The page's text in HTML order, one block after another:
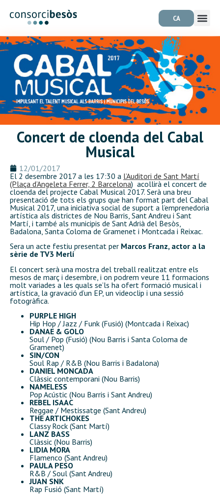
CA
Concert de cloenda del Cabal
Musical
12/01/2017
El 2 desembre 2017 a les 17:30 a l’Auditori de Sant Martí
(Plaça d’Angeleta Ferrer, 2 Barcelona) acollirà el concert de
cloenda del projecte Cabal Musical 2017. Serà una breu
presentació de tots els grups que han format part del Cabal
Musical 2017, una iniciativa social de suport a l’emprenedoria
artística als districtes de Nou Barris, Sant Andreu i Sant
Martí, i també als municipis de Sant Adrià del Besòs,
Badalona, Santa Coloma de Gramenet i Montcada i Reixac.
Sera un acte festiu presentat per Marcos Franz, actor a la
sèrie de TV3 Merlí
El concert serà una mostra del treball realitzat entre els
mesos de març i desembre, i on podrem veure 11 formacions
molt variades a les quals se’ls ha ofert formació musical i
artística, la gravació d’un EP, un videoclip i una sessió
fotogràfica.
PURPLE HIGH
Hip Hop / Jazz / Funk (Fusió) (Montcada i Reixac)
DANAE & GOLO
Soul / Pop (Fusió) (Nou Barris i Santa Coloma de
Gramenet)
SIN/CON
Soul Rap / R&B (Nou Barris i Badalona)
DANIEL MONCADA
Clàssic contemporani (Nou Barris)
NAMELESS
Pop Acústic (Nou Barris i Sant Andreu)
REBEL ISAAC
Reggae / Mestissatge (Sant Andreu)
THE ARTICHOKES
Classy Rock (Sant Martí)
LANZ BASS
Clàssic (Nou Barris)
LIDIA MORA
Flamenco (Sant Andreu)
PAULA PESO
R&B / Soul (Sant Andreu)
JUAN SNK
Rap Fusió (Sant Martí)